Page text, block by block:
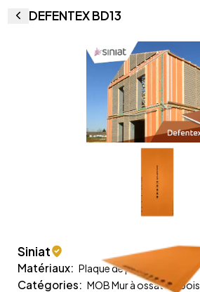
DEFENTEX BD13
Siniat
Matériaux: Plaque de plâtre
Catégories: MOB Mur à ossature bois